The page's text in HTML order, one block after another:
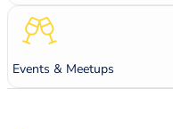
Events & Meetups